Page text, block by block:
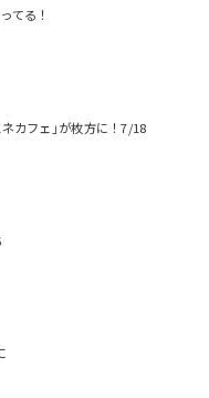
てる！
カフェ｣が枚方に！7/18